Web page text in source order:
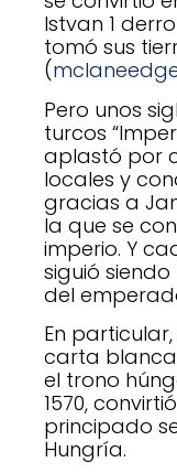
Istvan 1
tomó sus
(
Pero unos
turcos
aplastó por
locales y
gracias a
la que se
imperio. Y
siguió
del
En
carta
el trono
1570,
principado
Hungría.